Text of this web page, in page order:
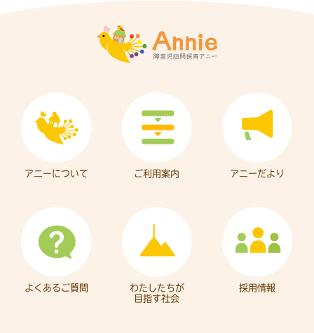
アニーについて ご利用案内 アニーだより
よくあるご質問
わたしたちが
目指す社会
採用情報